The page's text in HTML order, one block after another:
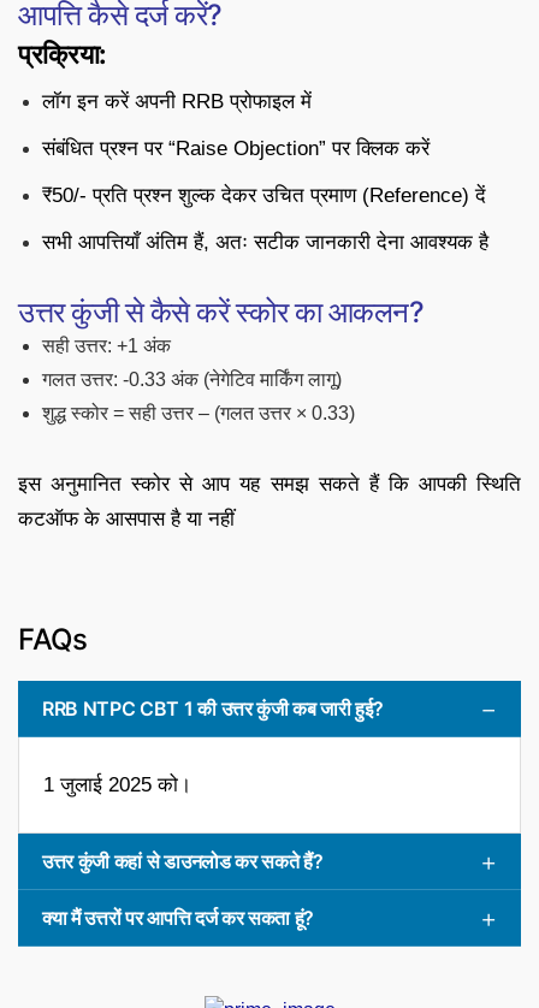
आपत्ति कैसे दर्ज करें?
प्रक्रिया:
लॉग इन करें अपनी RRB प्रोफाइल में
संबंधित प्रश्न पर “Raise Objection” पर क्लिक करें
₹50/- प्रति प्रश्न शुल्क देकर उचित प्रमाण (Reference) दें
सभी आपत्तियाँ अंतिम हैं, अतः सटीक जानकारी देना आवश्यक है
उत्तर कुंजी से कैसे करें स्कोर का आकलन?
सही उत्तर: +1 अंक
गलत उत्तर: -0.33 अंक (नेगेटिव मार्किंग लागू)
शुद्ध स्कोर = सही उत्तर – (गलत उत्तर × 0.33)
इस अनुमानित स्कोर से आप यह समझ सकते हैं कि आपकी स्थिति
कटऑफ के आसपास है या नहीं
FAQs
RRB NTPC CBT 1 की उत्तर कुंजी कब जारी हुई?
1 जुलाई 2025 को।
उत्तर कुंजी कहां से डाउनलोड कर सकते हैं?
क्या मैं उत्तरों पर आपत्ति दर्ज कर सकता हूं?